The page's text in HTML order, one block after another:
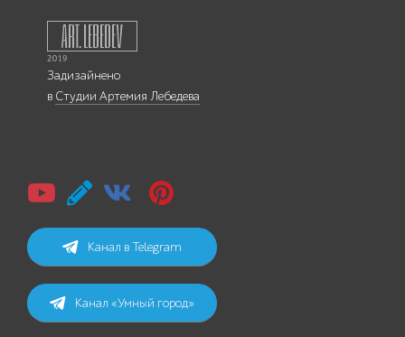
Задизайнено
в Студии Артемия Лебедева
Канал в Telegram
Канал «Умный город»